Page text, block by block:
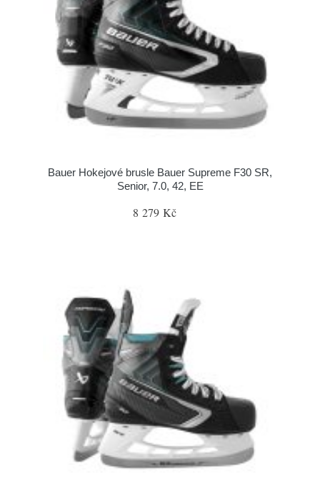
Bauer Hokejové brusle Bauer Supreme F30 SR,
Senior, 7.0, 42, EE
8 279 Kč